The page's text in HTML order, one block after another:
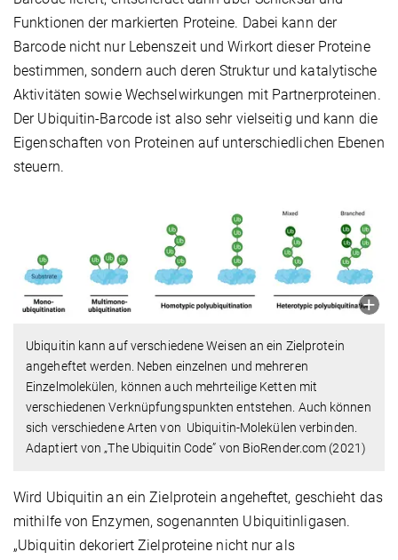
Funktionen der markierten Proteine. Dabei kann der
Barcode nicht nur Lebenszeit und Wirkort dieser Proteine
bestimmen, sondern auch deren Struktur und katalytische
Aktivitäten sowie Wechselwirkungen mit Partnerproteinen.
Der Ubiquitin-Barcode ist also sehr vielseitig und kann die
Eigenschaften von Proteinen auf unterschiedlichen Ebenen
steuern.
Ubiquitin kann auf verschiedene Weisen an ein Zielprotein
angeheftet werden. Neben einzelnen und mehreren
Einzelmolekülen, können auch mehrteilige Ketten mit
verschiedenen Verknüpfungspunkten entstehen. Auch können
sich verschiedene Arten von Ubiquitin-Molekülen verbinden.
Adaptiert von „The Ubiquitin Code” von BioRender.com (2021)
Wird Ubiquitin an ein Zielprotein angeheftet, geschieht das
mithilfe von Enzymen, sogenannten Ubiquitinligasen.
„Ubiquitin dekoriert Zielproteine nicht nur als